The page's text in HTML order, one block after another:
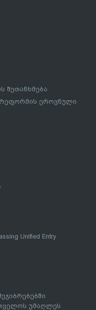
შეთანხმება
რეფორმის ეროვნული
Unified Entry
უმაღლეს